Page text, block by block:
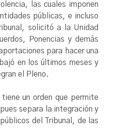
las cuales imponen
públicas, e incluso
solicitó a la Unidad
Ponencias y demás
para hacer una
en los últimos meses y
el Pleno.
un orden que permite
separa la integración y
del Tribunal, de las